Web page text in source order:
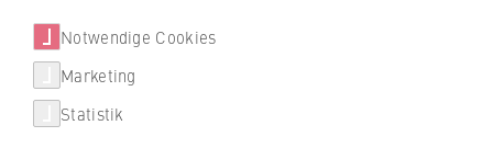
S
a
r
W
i
r
t
a
t
Veranstaltungen
Neuigkeiten
Regionaler Energiemix statt fossile
Energieträger: Das Forschungsprojekt
»KoWa« unterstützt Gemeinden und
Energieversorger bei der Entwicklung eines
Notwendige Cookies
Marketing
Statistik